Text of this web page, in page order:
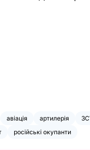
авіація артилерія
російські окупанти